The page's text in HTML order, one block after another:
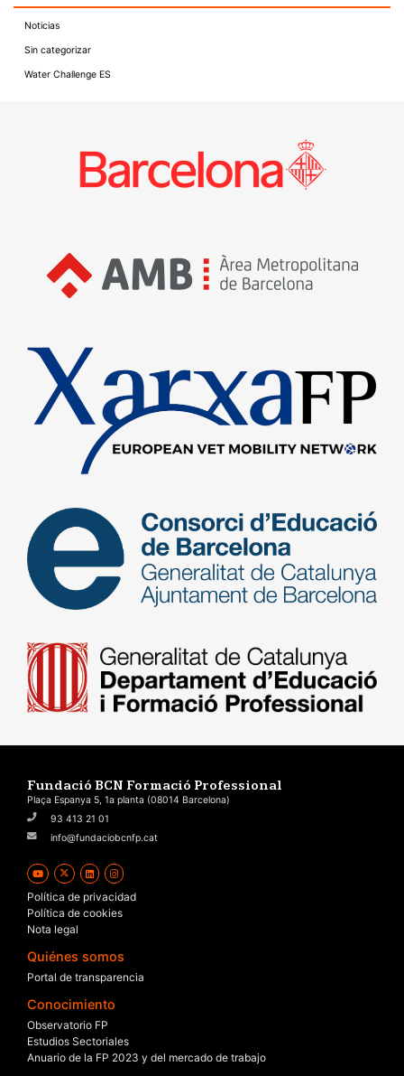
Noticias
Sin categorizar
Water Challenge ES
Fundació BCN Formació Professional
Plaça Espanya 5, 1a planta (08014 Barcelona)
93 413 21 01
info@fundaciobcnfp.cat
Política de privacidad
Política de cookies
Nota legal
Quiénes somos
Portal de transparencia
Conocimiento
Observatorio FP
Estudios Sectoriales
Anuario de la FP 2023 y del mercado de trabajo